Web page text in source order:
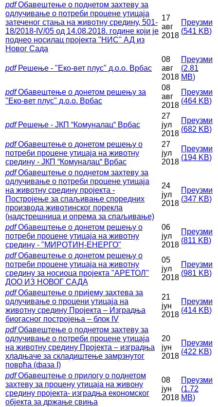
pdf Обавештење о поднетом захтеву за
одлучивање о потреби процене утицаја
затеченог стања на животну средину, 501-
18/2018-IV/05 од 14.08.2018. године који је
поднео носилац пројекта "НИС" АД из
Новог Сада
17
авг
2018
Преузми
(541 KB)
pdf Решење - "Еко-вет плус" д.о.о. Врбас
08
авг
2018
Преузми
(2.81
MB)
pdf Обавештење о донетом решењу за
"Еко-вет плус" д.о.о. Врбас
08
авг
2018
Преузми
(464 KB)
pdf Решење - ЈКП “Комуналац“ Врбас
27
јул
2018
Преузми
(682 KB)
pdf Обавештење о донетом решењу о
потреби процене утицаја на животну
средину - ЈКП “Комуналац“ Врбас
27
јул
2018
Преузми
(194 KB)
pdf Обавештење о поднетом захтеву за
одлучивање о потреби процене утицаја
на животну средину пројекта -
Постројење за спаљивање споредних
производа животинског порекла
(надстрешница и опрема за спаљивање)
24
јул
2018
Преузми
(347 KB)
pdf Обавештење о донетом решењу о
потреби процене утицаја на животну
средину - "МИРОТИН-ЕНЕРГО"
06
јул
2018
Преузми
(811 KB)
pdf Oбавештење о донетом решењу о
потреби процене утицаја на животну
средину за носиоца пројекта "АРЕТОЛ"
ДОО ИЗ НОВОГ САДА
05
јул
2018
Преузми
(981 KB)
pdf Обавештење о пријему захтева за
одлучивање о процени утицаја на
животну средину Пројекта – Изградња
биогасног постројења – блок IV
21
јун
2018
Преузми
(414 KB)
pdf Обавештење о поднетом захтеву за
одлучивање о потреби процене утицаја
на животну средину Пројекта – изградња
хладњаче за складиштење замрзнутог
поврћа (фаза I)
20
јун
2018
Преузми
(422 KB)
pdf Oбавештење о прилогу о поднетом
захтеву за процену утицаја на живону
средину пројекта- изградња економског
објекта за држање свиња
08
јун
2018
Преузми
(1.72
MB)